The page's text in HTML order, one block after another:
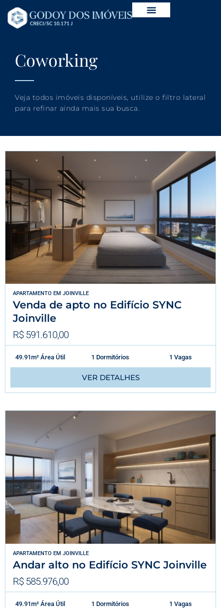
Coworking
Veja todos imóveis disponíveis, utilize o filtro lateral
para refinar ainda mais sua busca.
APARTAMENTO EM JOINVILLE
Venda de apto no Edifício SYNC
Joinville
R$ 591.610,00
49.91m² Área Útil 1 Dormitórios 1 Vagas
VER DETALHES
APARTAMENTO EM JOINVILLE
Andar alto no Edifício SYNC Joinville
R$ 585.976,00
49.91m² Área Útil 1 Dormitórios 1 Vagas